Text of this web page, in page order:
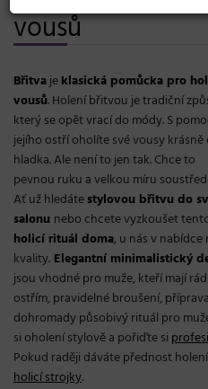
vousů
Břitvajeklasická pomůcka pro
vousů. Holení břitvou je tradiční
který se opět vrací do módy. S
jejího ostří oholíte své vousy krásně
hladka. Ale není to jen tak. Chce to
pevnou ruku a velkou míru
Ať už hledátestylovou břitvu do
salonu nebo chcete vyzkoušet
holicí rituál doma, u nás v
kvality. Elegantní minimalistický
jsou vhodné pro muže, kteří mají rádi
ostřím, pravidelné broušení,
dohromady působivý rituál pro
si oholení stylově a pořiďte si
Pokud raději dáváte přednost
holicí strojky.